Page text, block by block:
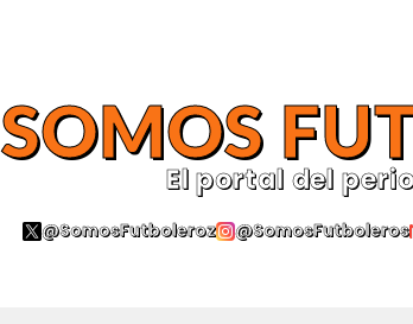
SOMOS
El portal del
@SomosFutboleroz @SomosFutboleros